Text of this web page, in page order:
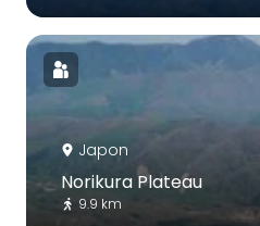
Japon
Norikura Plateau
9.9 km